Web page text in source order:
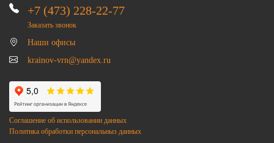
+7 (473) 228-22-77
Заказать звонок
Наши офисы
krainov-vrn@yandex.ru
Соглашение об использовании данных
Политика обработки персональныз данных